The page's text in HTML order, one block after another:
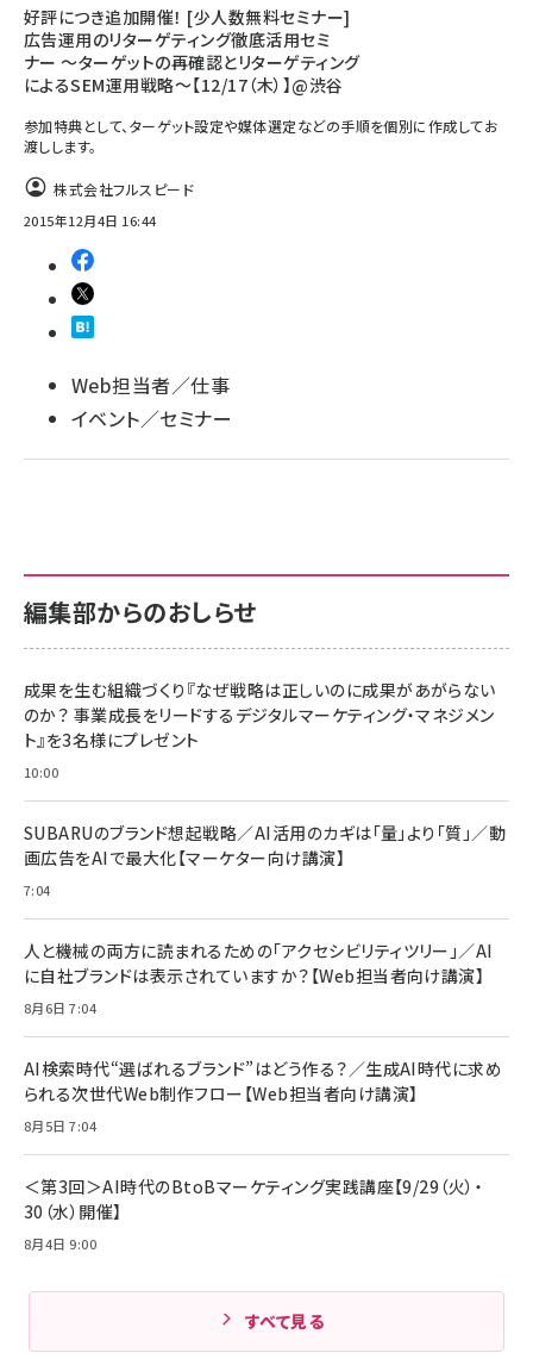
好評につき追加開催！ [少人数無料セミナー]
広告運用のリターゲティング徹底活用セミ
ナー ～ターゲットの再確認とリターゲティング
によるSEM運用戦略～【12/17（木）】@渋谷
参加特典として、ターゲット設定や媒体選定などの手順を個別に作成してお
渡しします。
株式会社フルスピード
2015年12月4日 16:44
Web担当者／仕事
イベント／セミナー
編集部からのおしらせ
成果を生む組織づくり『なぜ戦略は正しいのに成果があがらない
のか？ 事業成長をリードするデジタルマーケティング・マネジメン
ト』を3名様にプレゼント
10:00
SUBARUのブランド想起戦略／AI活用のカギは「量」より「質」／動
画広告をAIで最大化【マーケター向け講演】
7:04
人と機械の両方に読まれるための「アクセシビリティツリー」／AI
に自社ブランドは表示されていますか？【Web担当者向け講演】
8月6日 7:04
AI検索時代“選ばれるブランド”はどう作る？／生成AI時代に求め
られる次世代Web制作フロー【Web担当者向け講演】
8月5日 7:04
＜第3回＞AI時代のBtoBマーケティング実践講座【9/29（火）・
30（水）開催】
8月4日 9:00
すべて見る